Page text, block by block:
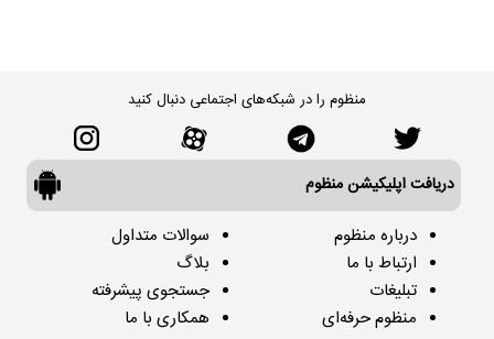
منظوم را در شبکه‌های اجتماعی دنبال کنید
دریافت اپلیکیشن منظوم
درباره منظوم
ارتباط با ما
تبلیغات
منظوم حرفه‌ای
سوالات متداول
بلاگ
جستجوی پیشرفته
همکاری با ما